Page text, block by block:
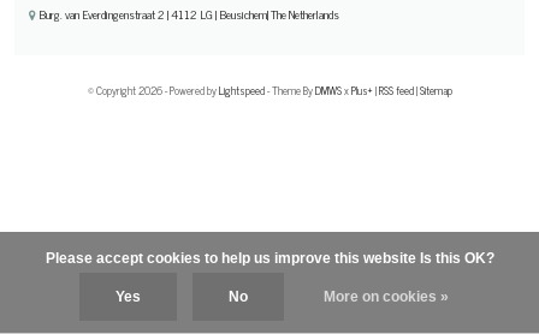
Burg. van Everdingenstraat 2 | 4112 LG | Beusichem| The Netherlands
© Copyright 2026 - Powered byLightspeed- Theme ByDMWSxPlus+|RSS feed|Sitemap
Please accept cookies to help us improve this website Is this OK?
Yes No More on cookies »